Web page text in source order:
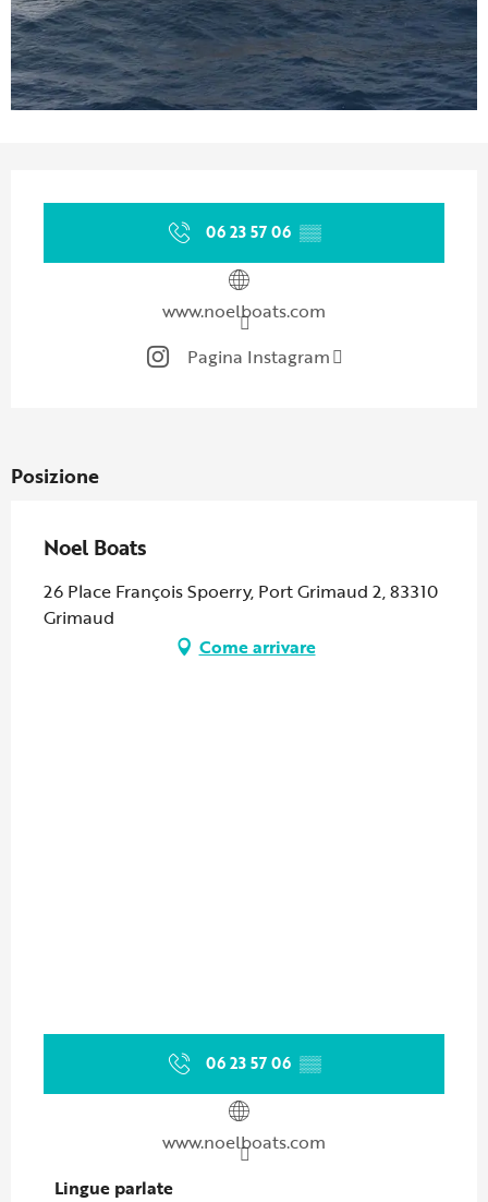
06 23 57 06 ▒▒
www.noelboats.com
Pagina Instagram
Posizione
Noel Boats
26 Place François Spoerry, Port Grimaud 2, 83310
Grimaud
Come arrivare
06 23 57 06 ▒▒
www.noelboats.com
Lingue parlate
Lingue parlate